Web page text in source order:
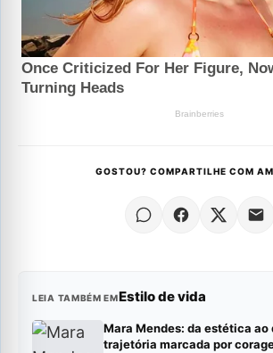
GOSTOU? COMPARTILHE COM
LEIA TAMBÉM EMEstilo de vida
Mara Mendes: da estética ao
trajetória marcada por